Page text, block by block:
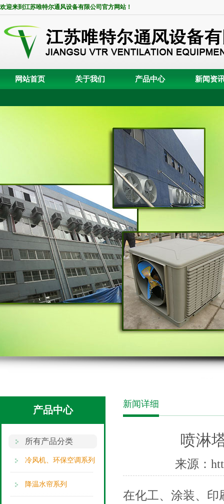
欢迎来到江苏唯特尔通风设备有限公司官方网站！
网站首页 关于我们 产品中心 新闻资
产品中心
所有产品分类
冷风机、环保空调系列
降温水帘系列
新闻详细
喷淋
来源：
在化工、涂装、印